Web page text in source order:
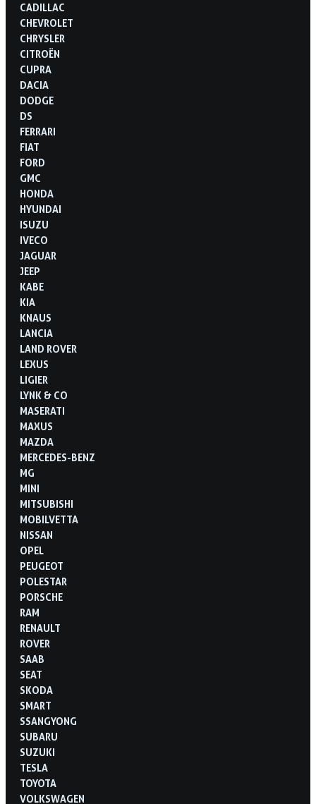
CADILLAC
CHEVROLET
CHRYSLER
CITROËN
CUPRA
DACIA
DODGE
DS
FERRARI
FIAT
FORD
GMC
HONDA
HYUNDAI
ISUZU
IVECO
JAGUAR
JEEP
KABE
KIA
KNAUS
LANCIA
LAND ROVER
LEXUS
LIGIER
LYNK & CO
MASERATI
MAXUS
MAZDA
MERCEDES-BENZ
MG
MINI
MITSUBISHI
MOBILVETTA
NISSAN
OPEL
PEUGEOT
POLESTAR
PORSCHE
RAM
RENAULT
ROVER
SAAB
SEAT
SKODA
SMART
SSANGYONG
SUBARU
SUZUKI
TESLA
TOYOTA
VOLKSWAGEN